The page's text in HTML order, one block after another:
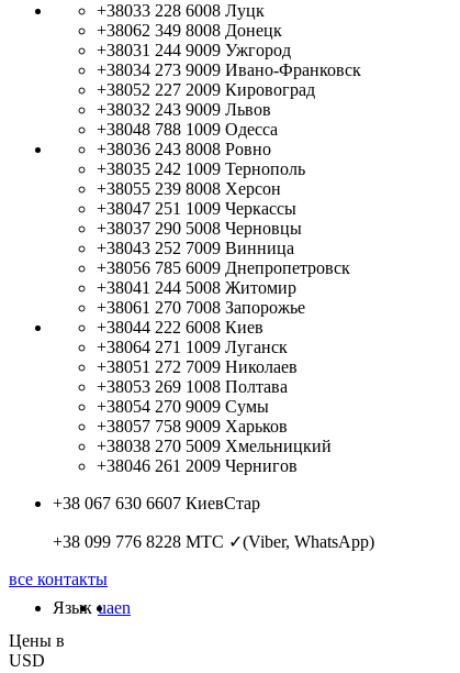
+38033 228 6008 Луцк
+38062 349 8008 Донецк
+38031 244 9009 Ужгород
+38034 273 9009 Ивано-Франковск
+38052 227 2009 Кировоград
+38032 243 9009 Львов
+38048 788 1009 Одесса
+38036 243 8008 Ровно
+38035 242 1009 Тернополь
+38055 239 8008 Херсон
+38047 251 1009 Черкассы
+38037 290 5008 Черновцы
+38043 252 7009 Винница
+38056 785 6009 Днепропетровск
+38041 244 5008 Житомир
+38061 270 7008 Запорожье
+38044 222 6008 Киев
+38064 271 1009 Луганск
+38051 272 7009 Николаев
+38053 269 1008 Полтава
+38054 270 9009 Сумы
+38057 758 9009 Харьков
+38038 270 5009 Хмельницкий
+38046 261 2009 Чернигов
+38 067 630 6607 КиевСтар
+38 099 776 8228 МТС ✓(Viber, WhatsApp)
все контакты
Язык uaen
Цены в
USD